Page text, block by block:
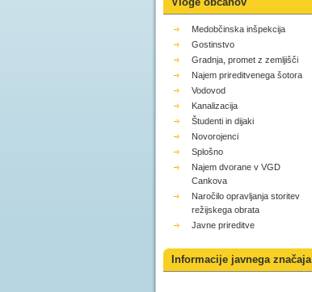
Medobčinska inšpekcija
Gostinstvo
Gradnja, promet z zemljišči
Najem prireditvenega šotora
Vodovod
Kanalizacija
Študenti in dijaki
Novorojenci
Splošno
Najem dvorane v VGD
Cankova
Naročilo opravljanja storitev
režijskega obrata
Javne prireditve
Informacije javnega značaja